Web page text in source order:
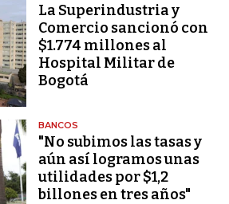
La Superindustria y
Comercio sancionó con
$1.774 millones al
Hospital Militar de
Bogotá
BANCOS
"No subimos las tasas y
aún así logramos unas
utilidades por $1,2
billones en tres años"